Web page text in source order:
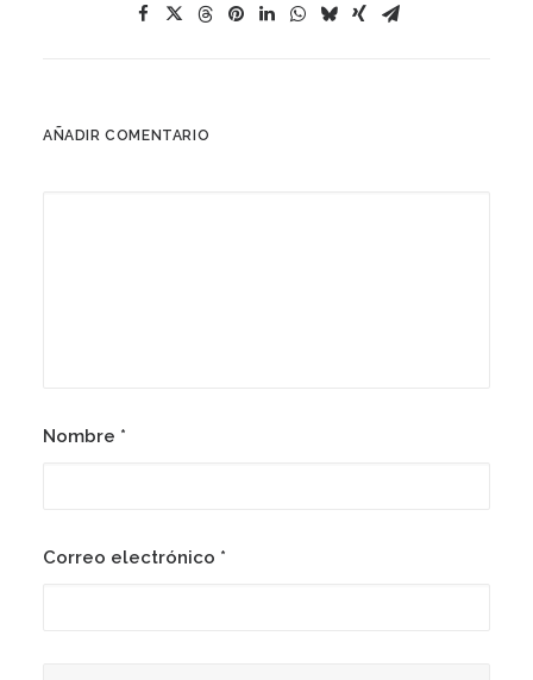
AÑADIR COMENTARIO
Nombre *
Correo electrónico *